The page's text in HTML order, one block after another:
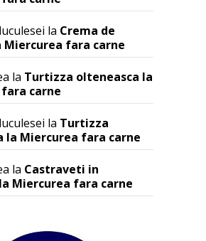
la Crema de
Miercurea fara carne
la Turtizza olteneasca la
carne
la Turtizza
la Miercurea fara carne
la Castraveti in
Miercurea fara carne